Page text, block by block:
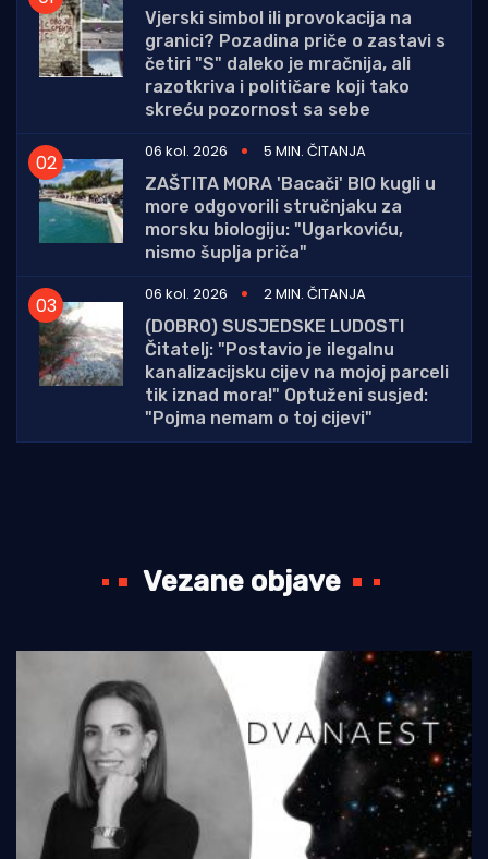
Vjerski simbol ili provokacija na
granici? Pozadina priče o zastavi s
četiri "S" daleko je mračnija, ali
razotkriva i političare koji tako
skreću pozornost sa sebe
06 kol. 2026
5 MIN. ČITANJA
ZAŠTITA MORA 'Bacači' BIO kugli u
more odgovorili stručnjaku za
morsku biologiju: "Ugarkoviću,
nismo šuplja priča"
06 kol. 2026
2 MIN. ČITANJA
(DOBRO) SUSJEDSKE LUDOSTI
Čitatelj: "Postavio je ilegalnu
kanalizacijsku cijev na mojoj parceli
tik iznad mora!" Optuženi susjed:
"Pojma nemam o toj cijevi"
Vezane objave